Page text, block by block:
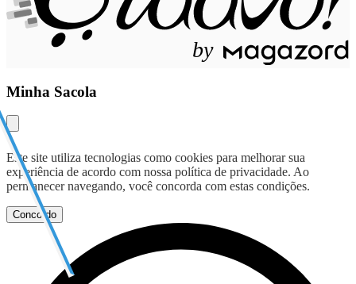
by
Minha Sacola
Este site utiliza tecnologias como cookies para melhorar sua
experiência de acordo com nossa política de privacidade. Ao
permanecer navegando, você concorda com estas condições.
Concordo